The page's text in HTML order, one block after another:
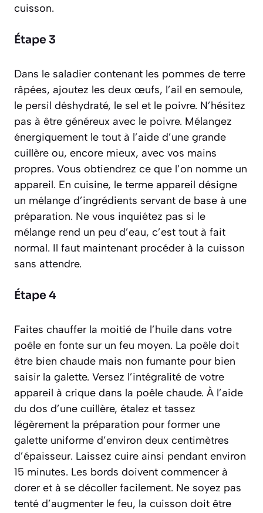
cuisson.
Étape 3
Dans le saladier contenant les pommes de terre
râpées, ajoutez les deux œufs, l’ail en semoule,
le persil déshydraté, le sel et le poivre. N’hésitez
pas à être généreux avec le poivre. Mélangez
énergiquement le tout à l’aide d’une grande
cuillère ou, encore mieux, avec vos mains
propres. Vous obtiendrez ce que l’on nomme un
appareil. En cuisine, le terme appareil désigne
un mélange d’ingrédients servant de base à une
préparation. Ne vous inquiétez pas si le
mélange rend un peu d’eau, c’est tout à fait
normal. Il faut maintenant procéder à la cuisson
sans attendre.
Étape 4
Faites chauffer la moitié de l’huile dans votre
poêle en fonte sur un feu moyen. La poêle doit
être bien chaude mais non fumante pour bien
saisir la galette. Versez l’intégralité de votre
appareil à crique dans la poêle chaude. À l’aide
du dos d’une cuillère, étalez et tassez
légèrement la préparation pour former une
galette uniforme d’environ deux centimètres
d’épaisseur. Laissez cuire ainsi pendant environ
15 minutes. Les bords doivent commencer à
dorer et à se décoller facilement. Ne soyez pas
tenté d’augmenter le feu, la cuisson doit être